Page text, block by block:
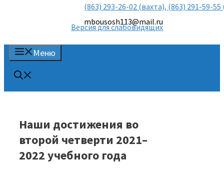
(863) 293-26-02 (вахта), (863) 291-59-
mbousosh113@mail.ru
Версия для слабовидящих
Меню
Наши достижения во
второй четверти 2021–
2022 учебного года